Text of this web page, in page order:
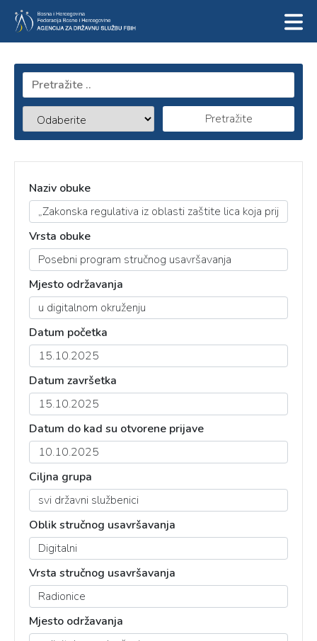
Pretražite
Naziv obuke
Vrsta obuke
Mjesto održavanja
Datum početka
Datum završetka
Datum do kad su otvorene prijave
Ciljna grupa
Oblik stručnog usavršavanja
Vrsta stručnog usavršavanja
Mjesto održavanja